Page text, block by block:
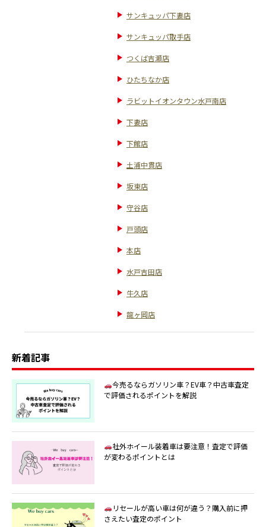
サンキュッパ下妻店
サンキュッパ取手店
つくば吉瀬店
ひたちなか店
ラビットイオンタウン水戸南店
下妻店
下館店
土浦中貫店
坂東店
守谷店
戸頭店
本店
水戸吉田店
牛久店
龍ヶ岡店
新着記事
今売るならガソリン車？EV車？中古車査定
で評価されるポイントを解説
社外ホイール装着車は要注意！査定で評価
が変わるポイントとは
リセールが高い車は何が違う？購入前に押
さえたい査定のポイント